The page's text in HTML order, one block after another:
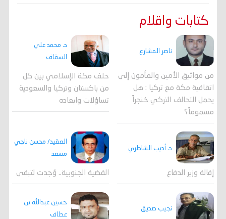
كتابات واقلام
ناصر المشارع
من مواثيق الأمين والمأمون إلى
اتفاقية مكة مع تركيا : هل
يحمل التحالف التركي خنجراً
مسموماً؟
د. محمد علي
السقاف
حلف مكة الإسلامي بين كل
من باكستان وتركيا والسعودية
تساؤلات وابعاده
د. أديب الشاطري
إقالة وزير الدفاع
العقيد/ محسن ناجي
مسعد
القضية الجنوبية.. وُجدت لتبقى
نجيب صديق
حسين عبدالله بن
عطاف